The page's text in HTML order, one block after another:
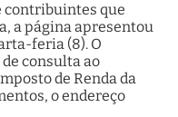
contribuintes que
a página apresentou
feria (8). O
consulta ao
de Renda da
o endereço